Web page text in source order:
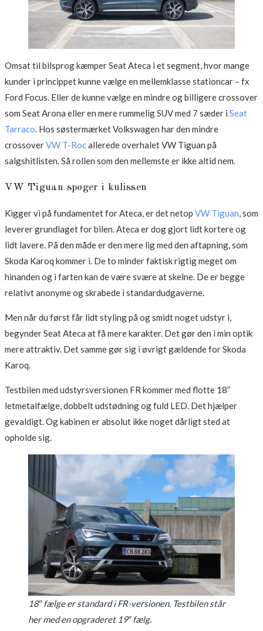
Omsat til bilsprog kæmper Seat Ateca i et segment, hvor mange
kunder i princippet kunne vælge en mellemklasse stationcar – fx
Ford Focus. Eller de kunne vælge en mindre og billigere crossover
som Seat Arona eller en mere rummelig SUV med 7 sæder i Seat
Tarraco. Hos søstermærket Volkswagen har den mindre
crossoverVW T-Rocallerede overhalet VW Tiguan på
salgshitlisten. Så rollen som den mellemste er ikke altid nem.
VW Tiguan spøger i kulissen
Kigger vi på fundamentet for Ateca, er det netop VW Tiguan, som
leverer grundlaget for bilen. Ateca er dog gjort lidt kortere og
lidt lavere. På den måde er den mere lig med den aftapning, som
Skoda Karoq kommer i. De to minder faktisk rigtig meget om
hinanden og i farten kan de være svære at skelne. De er begge
relativt anonyme og skrabede i standardudgaverne.
Men når du først får lidt styling på og smidt noget udstyr i,
begynder Seat Ateca at få mere karakter. Det gør den i min optik
mere attraktiv. Det samme gør sig i øvrigt gældende for Skoda
Karoq.
Testbilen med udstyrsversionen FR kommer med flotte 18”
letmetalfælge, dobbelt udstødning og fuld LED. Det hjælper
gevaldigt. Og kabinen er absolut ikke noget dårligt sted at
opholde sig.
18″ fælge er standard i FR-versionen. Testbilen står
her med en opgraderet 19″ fælg.